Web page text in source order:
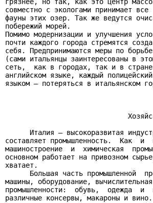
совместно с экологами принимает
фауны этих озер. Так же ведутся
побережий морей.
Помимо модернизации и улучшения
почти каждого города стремятся
себя. Предпринимаются меры по
(сами итальянцы заинтересованы в
сеть,  как в городах, так и в
английском языке, каждый
языком – потеряться в итальянском
Италия – высокоразвитая
составляет промышленность.  Как
машиностроение  и  химическая
основном работает на привозном
хватает.
Большая часть промышленной
машины, оборудование,
промышленности:  обувь,  одежда  и
различные консервы, макароны и вино.